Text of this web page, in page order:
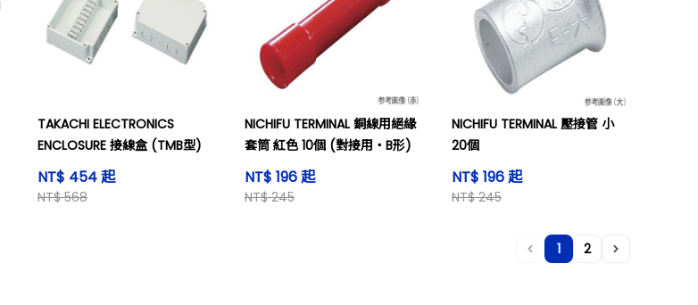
TAKACHI ELECTRONICS
ENCLOSURE 接線盒 (TMB型)
NT$ 454 起
NT$ 568
NICHIFU TERMINAL 銅線用絕緣
套筒 紅色 10個 (對接用・B形)
NT$ 196 起
NT$ 245
NICHIFU TERMINAL 壓接管 小
20個
NT$ 196 起
NT$ 245
1 2